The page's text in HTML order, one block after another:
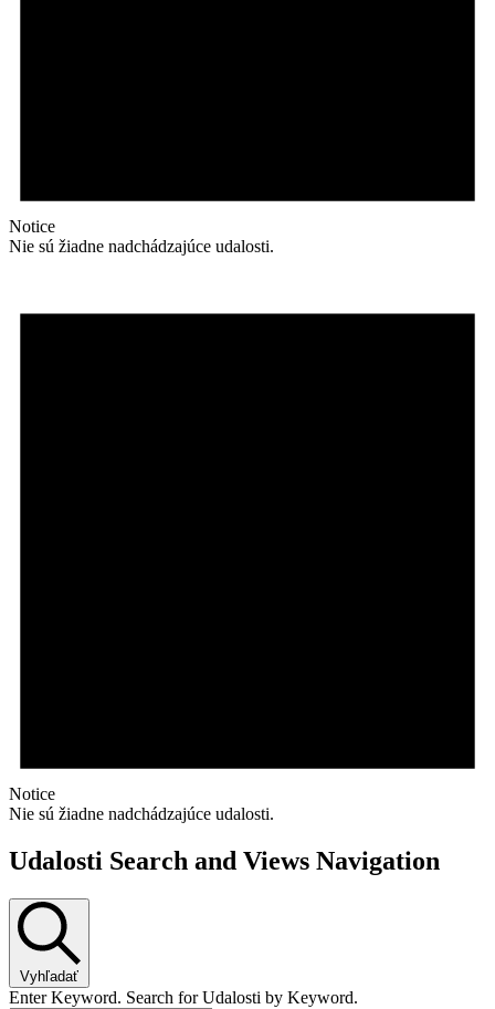
Notice
Nie sú žiadne nadchádzajúce udalosti.
Notice
Nie sú žiadne nadchádzajúce udalosti.
Udalosti Search and Views Navigation
Vyhľadať
Enter Keyword. Search for Udalosti by Keyword.